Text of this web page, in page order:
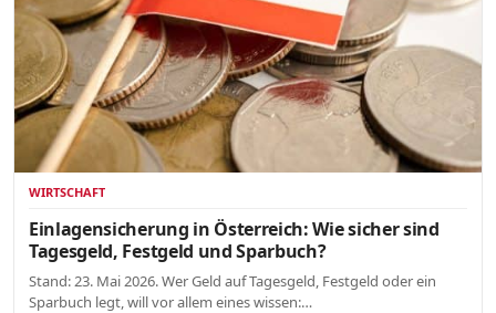
WIRTSCHAFT
Einlagensicherung in Österreich: Wie sicher sind
Tagesgeld, Festgeld und Sparbuch?
Stand: 23. Mai 2026. Wer Geld auf Tagesgeld, Festgeld oder ein
Sparbuch legt, will vor allem eines wissen:…